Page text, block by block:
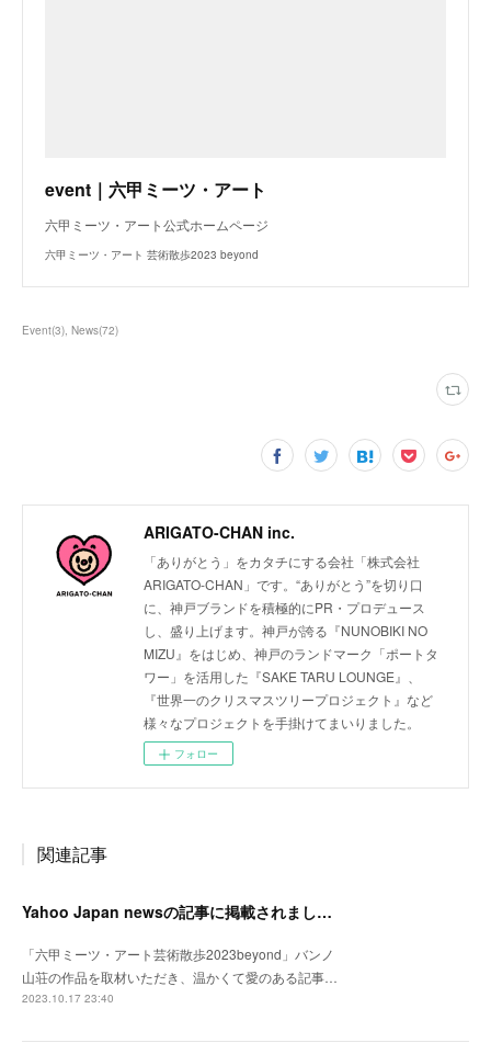
event｜六甲ミーツ・アート
六甲ミーツ・アート公式ホームページ
六甲ミーツ・アート 芸術散歩2023 beyond
Event(3) News(72)
ARIGATO-CHAN inc.
「ありがとう」をカタチにする会社「株式会社
ARIGATO-CHAN」です。“ありがとう”を切り口
に、神戸ブランドを積極的にPR・プロデュース
し、盛り上げます。神戸が誇る『NUNOBIKI NO
MIZU』をはじめ、神戸のランドマーク「ポートタ
ワー」を活用した『SAKE TARU LOUNGE』、
『世界一のクリスマスツリープロジェクト』など
様々なプロジェクトを手掛けてまいりました。
フォロー
関連記事
Yahoo Japan newsの記事に掲載されました。
「六甲ミーツ・アート芸術散歩2023beyond」バンノ
山荘の作品を取材いただき、温かくて愛のある記事…
2023.10.17 23:40